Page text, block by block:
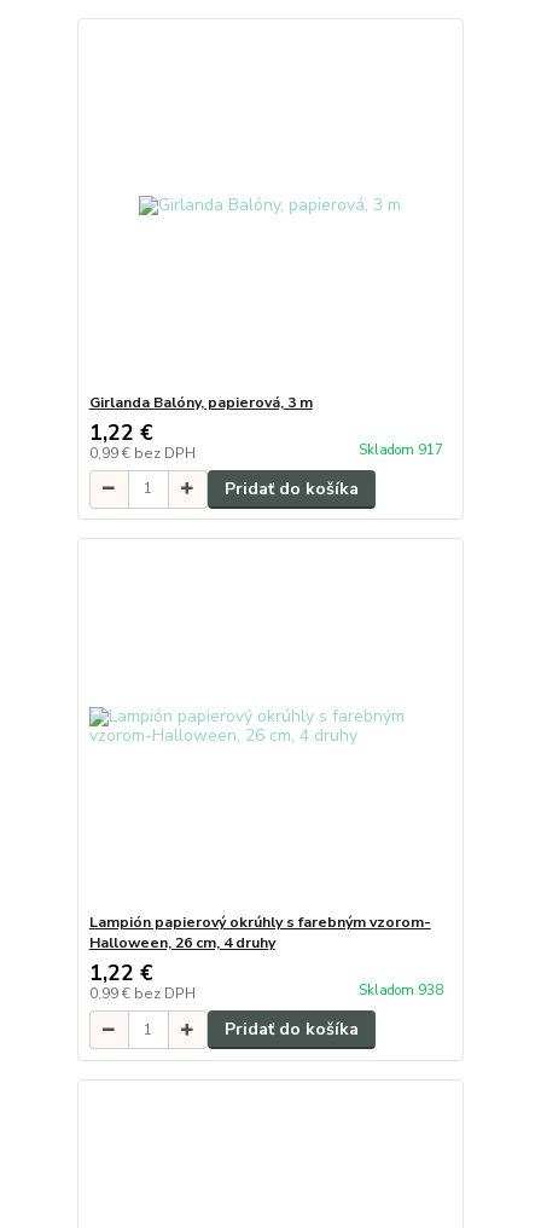
Girlanda Balóny, papierová, 3 m
1,22 €
0,99 € bez DPH Skladom 917
Pridať do košíka
Lampión papierový okrúhly s farebným vzorom-
Halloween, 26 cm, 4 druhy
1,22 €
0,99 € bez DPH Skladom 938
Pridať do košíka